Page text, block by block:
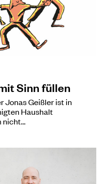
Sinn füllen
Jonas Geißler ist in
Haushalt
nicht…